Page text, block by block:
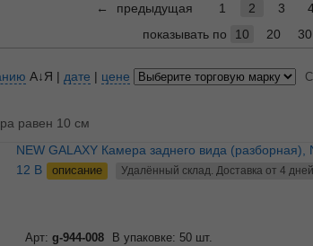
← предыдущая 1 2 3
показывать по
10 20 30
А↓Я | дате | цене
равен 10 см
NEW GALAXY Камера заднего вида (разборная), NTSC,
12 В
описание Удалённый склад. Доставка от 4 дней
Арт: g-944-008 В упаковке: 50 шт.